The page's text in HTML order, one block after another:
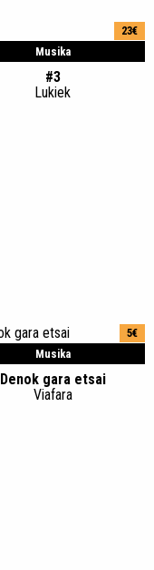
Musika
23€
#3
Lukiek
Musika
5€
Denok gara etsai
Viafara